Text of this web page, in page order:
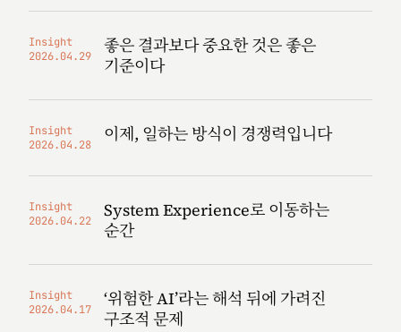
Insight
2026.04.29
좋은 결과보다 중요한 것은 좋은
기준이다
Insight
2026.04.28
이제, 일하는 방식이 경쟁력입니다
Insight
2026.04.22
System Experience로 이동하는
순간
Insight
2026.04.17
‘위험한 AI’라는 해석 뒤에 가려진
구조적 문제